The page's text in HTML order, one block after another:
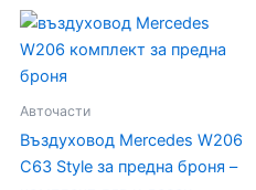
Авточасти
Въздуховод Mercedes W206
C63 Style за предна броня –
Original
was:
Текущата
е: